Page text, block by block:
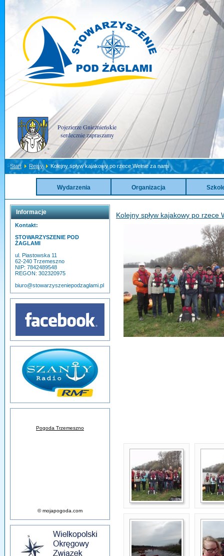
Pojezierze Gnieźnieńskie
serdecznie zapraszamy
Start Rejsy Kolejny spływ kajakowy po rzece Wełnie za nami
Wydarzenia Organizacja
Informacje
Kontakt:
STOWARZYSZENIE POD
ŻAGLAMI
ul. Piastowska 11
62-240 Trzemeszno
NIP: 7842489548
REGON: 302320975
biuro@stowarzyszeniepodzaglami.pl
Pogoda Trzemeszno
© mojapogoda.com
Kolejny spływ kajakowy po rzece